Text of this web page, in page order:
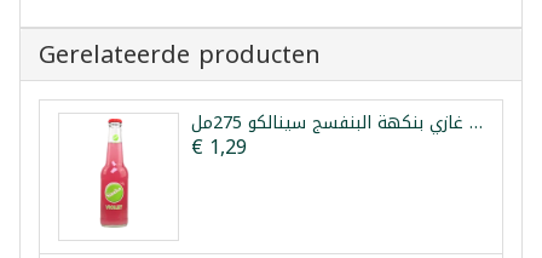
Gerelateerde producten
مشروب غازي بنكهة البنفسج سينالكو 275مل
€ 1,29